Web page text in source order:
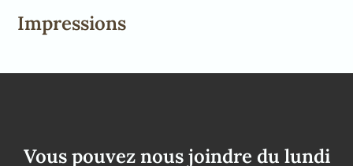
Impressions
Vous pouvez nous joindre du lundi